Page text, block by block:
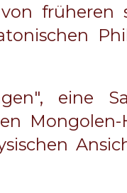
früheren
eine
Mongolen-